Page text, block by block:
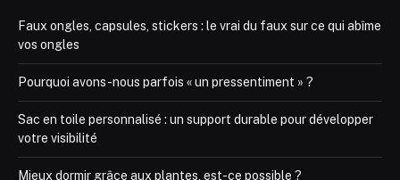
Faux ongles, capsules, stickers : le vrai du faux sur ce qui abîme
vos ongles
Pourquoi avons-nous parfois « un pressentiment » ?
Sac en toile personnalisé : un support durable pour développer
votre visibilité
Mieux dormir grâce aux plantes, est-ce possible ?